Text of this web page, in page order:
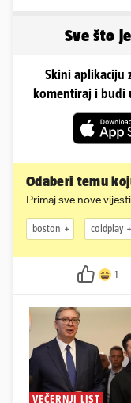
Sve što
Skini aplikaciju
komentiraj i budi
Odaberi temu
Primaj sve nove
boston coldplay
1